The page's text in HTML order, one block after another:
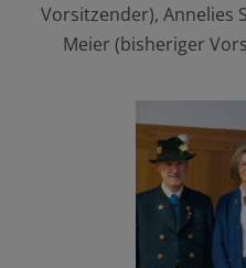
Vorsitzender), Annelies
Meier (bisheriger